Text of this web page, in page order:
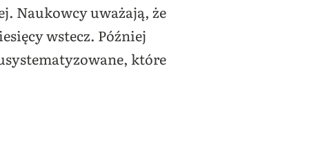
Naukowcy uważają, że
wstecz. Później
które